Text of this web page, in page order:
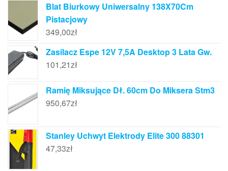
Blat Biurkowy Uniwersalny 138X70Cm
Pistacjowy
349,00zł
Zasilacz Espe 12V 7,5A Desktop 3 Lata Gw.
101,21zł
Ramię Miksujące Dł. 60cm Do Miksera Stm3
950,67zł
Stanley Uchwyt Elektrody Elite 300 88301
47,33zł